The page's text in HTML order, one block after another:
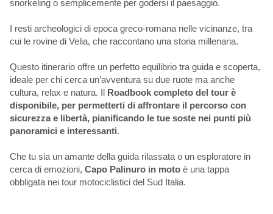
snorkeling o semplicemente per godersi il paesaggio.
I resti archeologici di epoca greco-romana nelle vicinanze, tra
cui le rovine di Velia, che raccontano una storia millenaria.
Questo itinerario offre un perfetto equilibrio tra guida e scoperta,
ideale per chi cerca un’avventura su due ruote ma anche
cultura, relax e natura. Il Roadbook completo del tour è
disponibile, per permetterti di affrontare il percorso con
sicurezza e libertà, pianificando le tue soste nei punti più
panoramici e interessanti.
Che tu sia un amante della guida rilassata o un esploratore in
cerca di emozioni, Capo Palinuro in motoè una tappa
obbligata nei tour motociclistici del Sud Italia.